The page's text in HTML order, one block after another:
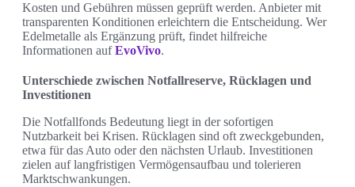
Kosten und Gebühren müssen geprüft werden. Anbieter mit
transparenten Konditionen erleichtern die Entscheidung. Wer
Edelmetalle als Ergänzung prüft, findet hilfreiche
Informationen aufEvoVivo.
Unterschiede zwischen Notfallreserve, Rücklagen und
Investitionen
Die Notfallfonds Bedeutung liegt in der sofortigen
Nutzbarkeit bei Krisen. Rücklagen sind oft zweckgebunden,
etwa für das Auto oder den nächsten Urlaub. Investitionen
zielen auf langfristigen Vermögensaufbau und tolerieren
Marktschwankungen.